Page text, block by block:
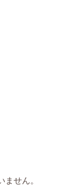
せん。